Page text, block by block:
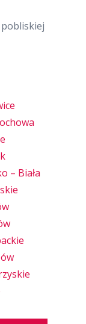
– Biała